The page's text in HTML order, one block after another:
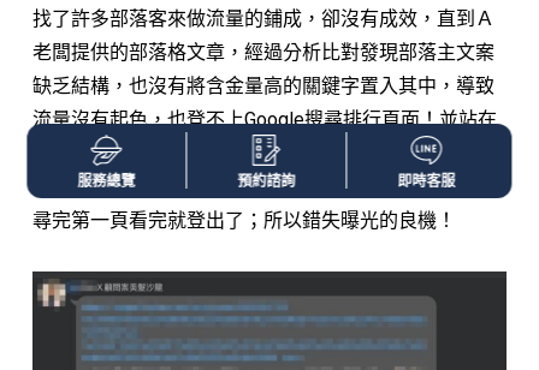
找了許多部落客來做流量的鋪成，卻沒有成效，直到Ａ
老闆提供的部落格文章，經過分析比對發現部落主文案
缺乏結構，也沒有將含金量高的關鍵字置入其中，導致
流量沒有起色，也登不上Google搜尋排行頁面！並站在
消費者的角度思考，除非粉絲對這項產品或品牌非常有
興趣才可能繼續搜尋到第二頁，若沒有消費慾望可能搜
尋完第一頁看完就登出了；所以錯失曝光的良機！
服務總覽 預約諮詢 即時客服